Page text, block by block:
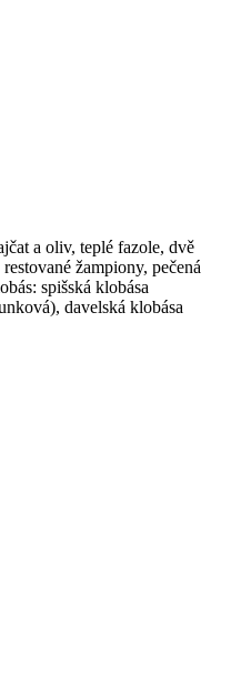
a oliv, teplé fazole, dvě
žampiony, pečená
spišská klobása
davelská klobása